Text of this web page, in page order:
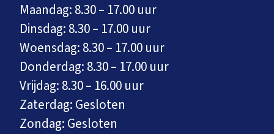
Maandag: 8.30 – 17.00 uur
Dinsdag: 8.30 – 17.00 uur
Woensdag: 8.30 – 17.00 uur
Donderdag: 8.30 – 17.00 uur
Vrijdag: 8.30 – 16.00 uur
Zaterdag: Gesloten
Zondag: Gesloten